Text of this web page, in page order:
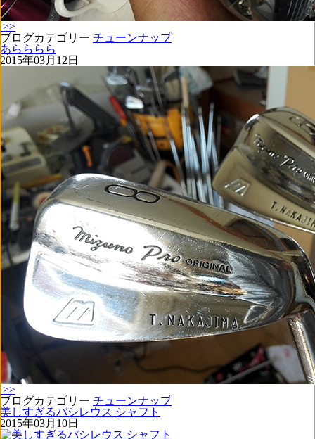
>>
ブログカテゴリー チューンナップ
あらららら
2015年03月12日
>>
ブログカテゴリー チューンナップ
美しすぎるバシレウス シャフト
2015年03月10日